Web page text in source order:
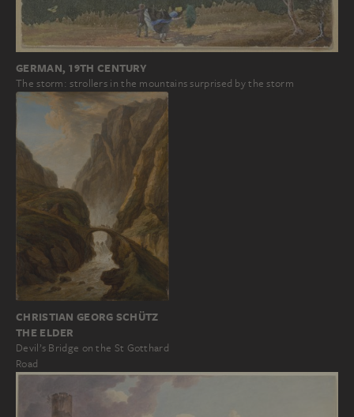
GERMAN, 19TH CENTURY
The storm: strollers in the mountains surprised by the storm
CHRISTIAN GEORG SCHÜTZ
THE ELDER
Devil’s Bridge on the St Gotthard
Road